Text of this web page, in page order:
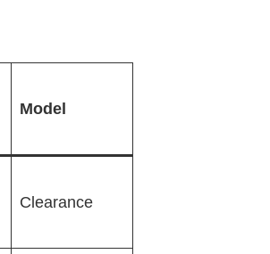
Model
Clearance